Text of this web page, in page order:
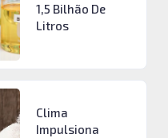
1,5 Bilhão De
Litros
Clima
Impulsiona